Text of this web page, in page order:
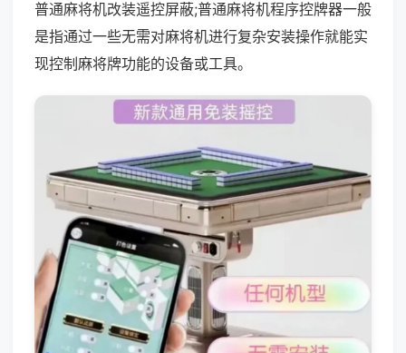
普通麻将机改装遥控屏蔽;普通麻将机程序控牌器一般
是指通过一些无需对麻将机进行复杂安装操作就能实
现控制麻将牌功能的设备或工具。